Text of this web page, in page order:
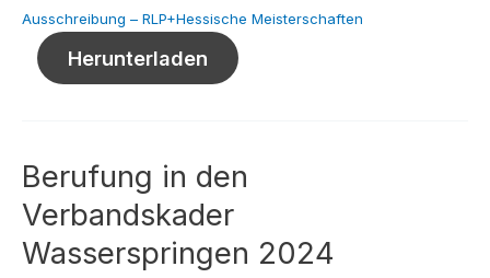
Ausschreibung – RLP+Hessische Meisterschaften
Herunterladen
Berufung in den
Verbandskader
Wasserspringen 2024